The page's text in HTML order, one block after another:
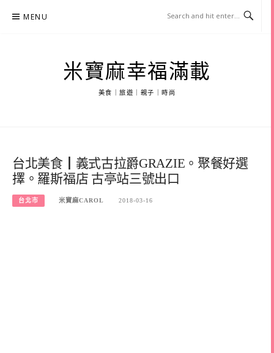
MENU
米寶麻幸福滿載
美食｜旅遊｜親子｜時尚
台北美食┃義式古拉爵GRAZIE。聚餐好選
擇。羅斯福店 古亭站三號出口
台北市 米寶麻CAROL 2018-03-16